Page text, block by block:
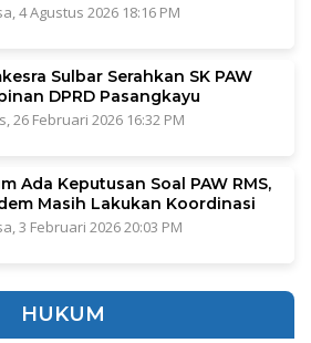
4 Agustus 2026 18:16 PM
Sulbar Serahkan SK PAW
DPRD Pasangkayu
26 Februari 2026 16:32 PM
Ada Keputusan Soal PAW RMS,
Masih Lakukan Koordinasi
3 Februari 2026 20:03 PM
HUKUM